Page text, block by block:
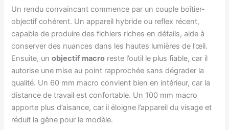
Un rendu convaincant commence par un couple boîtier-
objectif cohérent. Un appareil hybride ou reflex récent,
capable de produire des fichiers riches en détails, aide à
conserver des nuances dans les hautes lumières de l’œil.
Ensuite, unobjectif macro reste l’outil le plus fiable, car il
autorise une mise au point rapprochée sans dégrader la
qualité. Un 60 mm macro convient bien en intérieur, car la
distance de travail est confortable. Un 100 mm macro
apporte plus d’aisance, car il éloigne l’appareil du visage et
réduit la gêne pour le modèle.